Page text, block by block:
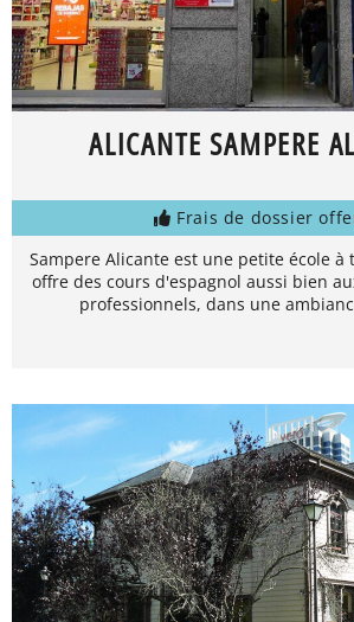
ALICANTE SAMPERE
Frais de dossier
Sampere Alicante est une petite école
offre des cours d'espagnol aussi bien
professionnels, dans une